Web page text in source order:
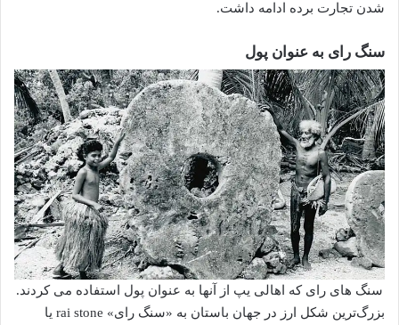
شدن تجارت برده ادامه داشت.
سنگ رای به عنوان پول
سنگ های رای که اهالی یپ از آنها به عنوان پول استفاده می کردند.
بزرگ‌ترین شکل ارز در جهان باستان به «سنگ رای» rai stone یا